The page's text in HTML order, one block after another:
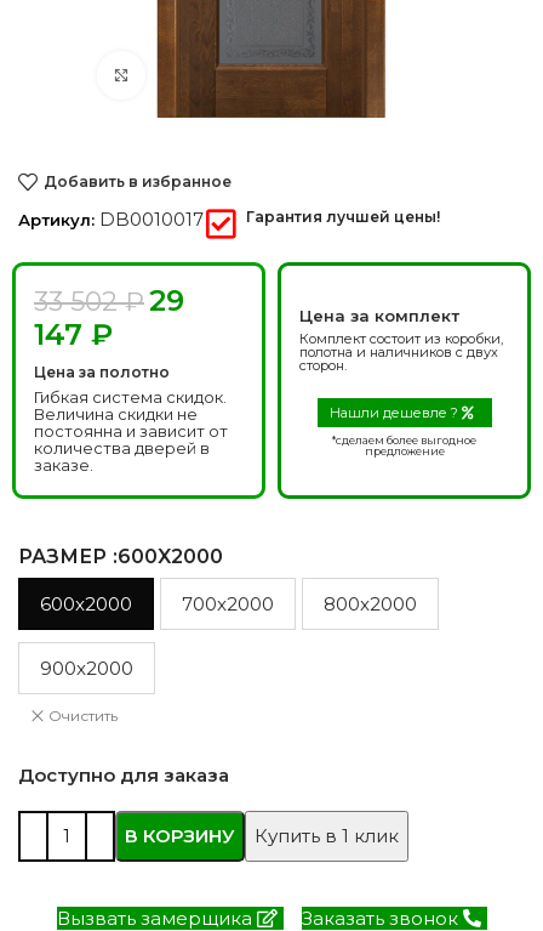
Нажмите, чтобы увеличить
Добавить в избранное
Артикул: DB0010017 Гарантия лучшей цены!
33 502₽29
147 ₽
Цена за полотно
Гибкая система скидок.
Величина скидки не
постоянна и зависит от
количества дверей в
заказе.
Цена за комплект
Комплект состоит из коробки,
полотна и наличников с двух
сторон.
Нашли дешевле ?
*сделаем более выгодное
предложение
РАЗМЕР :600X2000
600x2000 700x2000 800x2000
900x2000
Очистить
Доступно для заказа
В КОРЗИНУ Купить в 1 клик
Вызвать замерщика
Заказать звонок